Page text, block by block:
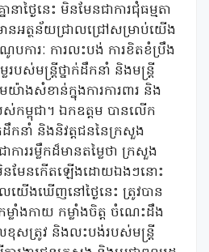
នាថ្ងៃនេះ មិនមែនជាការជុំធម្មតា
ានអត្ថន័យជ្រាលជ្រៅសម្រាប់យើង
ណូបការៈ ការលះបង់ ការខិតខំប្រឹង
របស់មន្ត្រីថ្នាក់ដឹកនាំ និងមន្ត្រី
ងសំខាន់ក្នុងការការពារ និង
កម្ពុជា។ ឯកឧត្តម បានលើក
ដឹកនាំ និងនិវត្តជននៃក្រសួង
ាររម្លឹកដ៏មានតម្លៃថា ក្រសួង
មិនមែនកើតឡើងដោយឯងៗនោះ
ើងឃើញនៅថ្ងៃនេះ ត្រូវបាន
ាំងកាយ កម្លាំងចិត្ត ចំណេះដឹង
សត្រូវ និងលះបង់របស់មន្ត្រី